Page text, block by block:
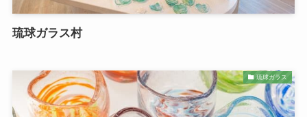
琉球ガラス村
琉球ガラス